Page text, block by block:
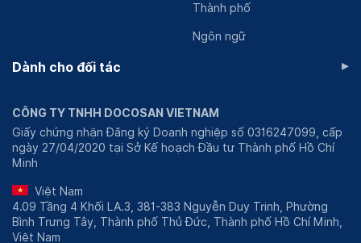
Thành phố
Ngôn ngữ
Dành cho đối tác ▸
CÔNG TY TNHH DOCOSAN VIETNAM
Giấy chứng nhận Đăng ký Doanh nghiệp số 0316247099, cấp
ngày 27/04/2020 tại Sở Kế hoạch Đầu tư Thành phố Hồ Chí
Minh
Việt Nam
4.09 Tầng 4 Khối LA.3, 381-383 Nguyễn Duy Trinh, Phường
Bình Trưng Tây, Thành phố Thủ Đức, Thành phố Hồ Chí Minh,
Việt Nam